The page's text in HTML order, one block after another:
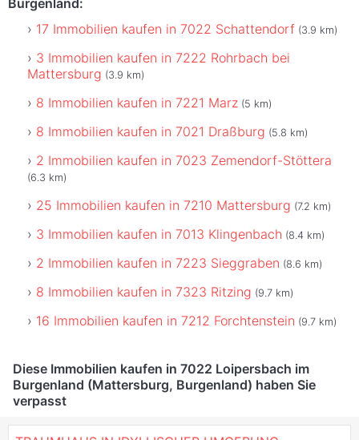
17 Immobilien kaufen in 7022 Schattendorf (3.9 km)
3 Immobilien kaufen in 7222 Rohrbach bei
Mattersburg (3.9 km)
8 Immobilien kaufen in 7221 Marz (5 km)
8 Immobilien kaufen in 7021 Draßburg (5.8 km)
2 Immobilien kaufen in 7023 Zemendorf-Stöttera
(6.3 km)
25 Immobilien kaufen in 7210 Mattersburg (7.2 km)
3 Immobilien kaufen in 7013 Klingenbach (8.4 km)
2 Immobilien kaufen in 7223 Sieggraben (8.6 km)
8 Immobilien kaufen in 7323 Ritzing (9.7 km)
16 Immobilien kaufen in 7212 Forchtenstein (9.7 km)
Diese Immobilien kaufen in 7022 Loipersbach im
Burgenland (Mattersburg, Burgenland) haben Sie
verpasst